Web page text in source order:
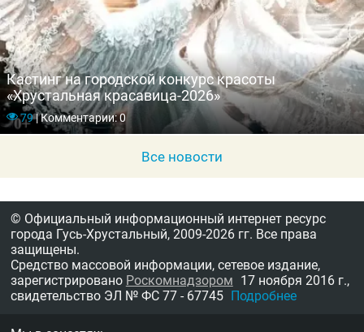
Кастинг на городской конкурс красоты
«Хрустальная красавица-2026»
79|Комментарии: 0
Все новости
© Официальный информационный интернет ресурс
города Гусь-Хрустальный, 2009-2026 гг. Все права
защищены.
Средство массовой информации, сетевое издание,
зарегистрировано Роскомнадзором 17 ноября 2016 г.,
свидетельство ЭЛ № ФС 77 - 67745 Подробнее